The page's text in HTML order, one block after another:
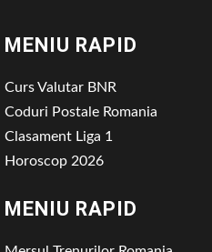
MENIU RAPID
Curs Valutar BNR
Coduri Postale Romania
Clasament Liga 1
Horoscop 2026
MENIU RAPID